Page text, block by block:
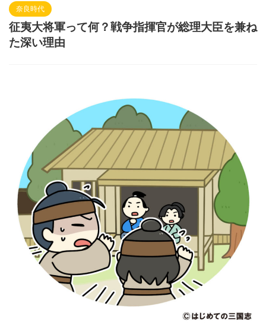
奈良時代
征夷大将軍って何？戦争指揮官が総理大臣を兼ね
た深い理由